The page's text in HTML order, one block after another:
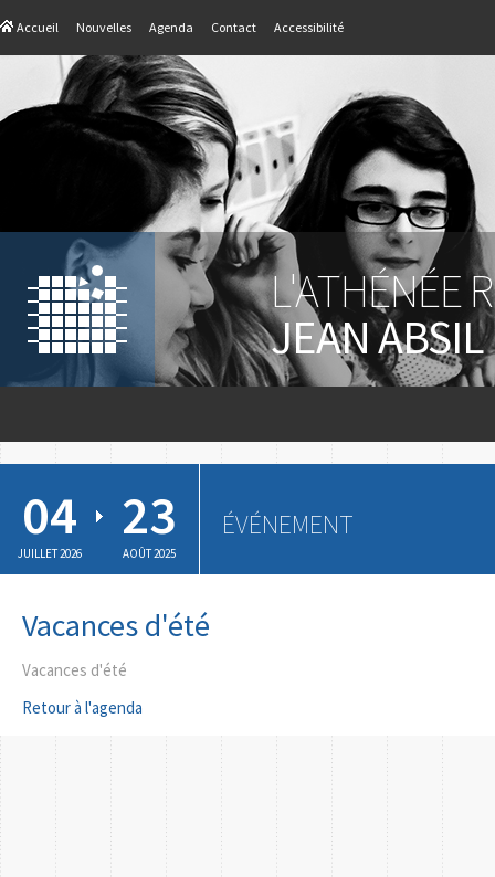
Accueil Nouvelles Agenda Contact Accessibilité
L'ATHÉNÉE
JEAN ABSIL
04
JUILLET 2026
23
AOÛT 2025
ÉVÉNEMENT
Vacances d'été
Vacances d'été
Retour à l'agenda